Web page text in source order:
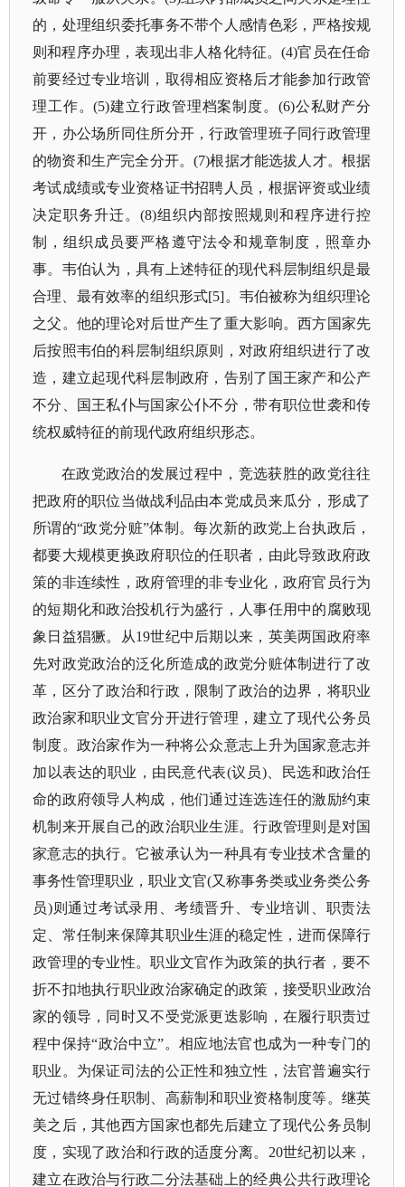
的，处理组织委托事务不带个人感情色彩，严格按规
则和程序办理，表现出非人格化特征。(4)官员在任命
前要经过专业培训，取得相应资格后才能参加行政管
理工作。(5)建立行政管理档案制度。(6)公私财产分
开，办公场所同住所分开，行政管理班子同行政管理
的物资和生产完全分开。(7)根据才能选拔人才。根据
考试成绩或专业资格证书招聘人员，根据评资或业绩
决定职务升迁。(8)组织内部按照规则和程序进行控
制，组织成员要严格遵守法令和规章制度，照章办
事。韦伯认为，具有上述特征的现代科层制组织是最
合理、最有效率的组织形式[5]。韦伯被称为组织理论
之父。他的理论对后世产生了重大影响。西方国家先
后按照韦伯的科层制组织原则，对政府组织进行了改
造，建立起现代科层制政府，告别了国王家产和公产
不分、国王私仆与国家公仆不分，带有职位世袭和传
统权威特征的前现代政府组织形态。
在政党政治的发展过程中，竞选获胜的政党往往
把政府的职位当做战利品由本党成员来瓜分，形成了
所谓的“政党分赃”体制。每次新的政党上台执政后，
都要大规模更换政府职位的任职者，由此导致政府政
策的非连续性，政府管理的非专业化，政府官员行为
的短期化和政治投机行为盛行，人事任用中的腐败现
象日益猖獗。从19世纪中后期以来，英美两国政府率
先对政党政治的泛化所造成的政党分赃体制进行了改
革，区分了政治和行政，限制了政治的边界，将职业
政治家和职业文官分开进行管理，建立了现代公务员
制度。政治家作为一种将公众意志上升为国家意志并
加以表达的职业，由民意代表(议员)、民选和政治任
命的政府领导人构成，他们通过连选连任的激励约束
机制来开展自己的政治职业生涯。行政管理则是对国
家意志的执行。它被承认为一种具有专业技术含量的
事务性管理职业，职业文官(又称事务类或业务类公务
员)则通过考试录用、考绩晋升、专业培训、职责法
定、常任制来保障其职业生涯的稳定性，进而保障行
政管理的专业性。职业文官作为政策的执行者，要不
折不扣地执行职业政治家确定的政策，接受职业政治
家的领导，同时又不受党派更迭影响，在履行职责过
程中保持“政治中立”。相应地法官也成为一种专门的
职业。为保证司法的公正性和独立性，法官普遍实行
无过错终身任职制、高薪制和职业资格制度等。继英
美之后，其他西方国家也都先后建立了现代公务员制
度，实现了政治和行政的适度分离。20世纪初以来，
建立在政治与行政二分法基础上的经典公共行政理论